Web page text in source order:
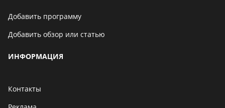
Добавить программу
Добавить обзор или статью
ИНФОРМАЦИЯ
Контакты